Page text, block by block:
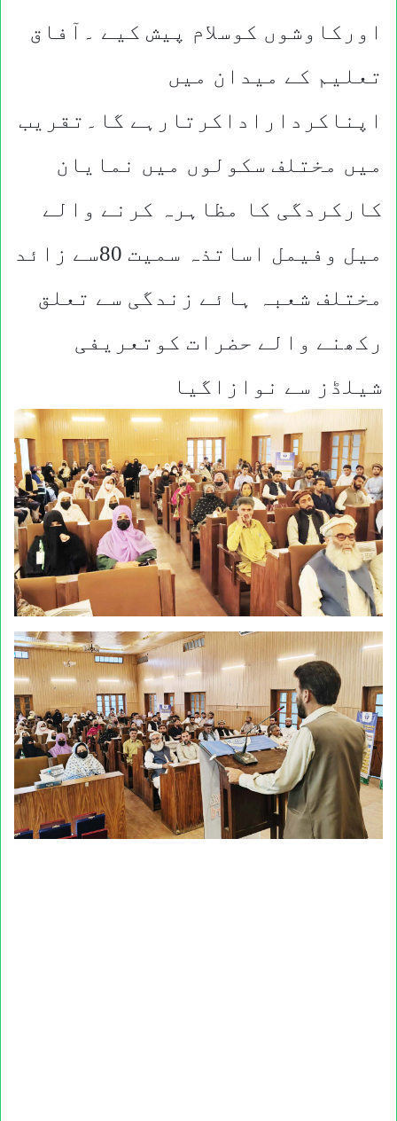
اورکاوشوں کوسلام پیش کیے ۔آفاق
تعلیم کے میدان میں
اپناکرداراداکرتارہے گا۔تقریب
میں مختلف سکولوں میں نمایان
کارکردگی کا مظاہرہ کرنے والے
میل وفیمل اساتذہ سمیت 80سے زائد
مختلف شعبہ ہائے زندگی سے تعلق
رکھنے والے حضرات کوتعریفی
شیلڈز سے نوازاگیا